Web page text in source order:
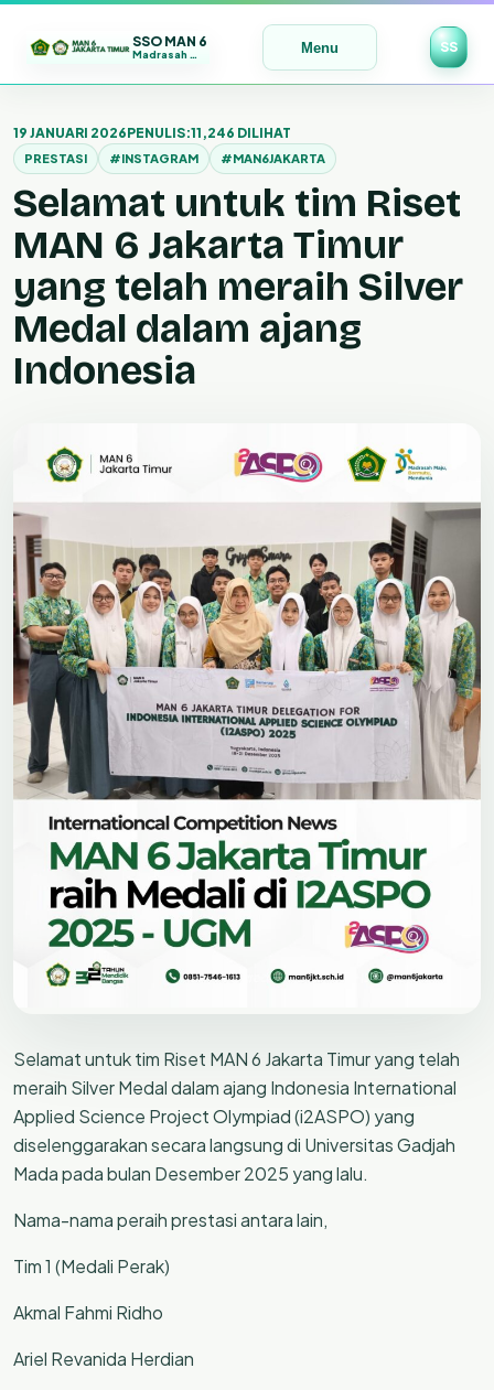
SSO MAN 6
Madrasah Maju | Bermutu | Mendunia Menu SS
ke
konten
19 JANUARI 2026PENULIS:11,246 DILIHAT
PRESTASI #INSTAGRAM #MAN6JAKARTA
Selamat untuk tim Riset
MAN 6 Jakarta Timur
yang telah meraih Silver
Medal dalam ajang
Indonesia
Selamat untuk tim Riset MAN 6 Jakarta Timur yang telah
meraih Silver Medal dalam ajang Indonesia International
Applied Science Project Olympiad (i2ASPO) yang
diselenggarakan secara langsung di Universitas Gadjah
Mada pada bulan Desember 2025 yang lalu.
Nama-nama peraih prestasi antara lain,
Tim 1 (Medali Perak)
Akmal Fahmi Ridho
Ariel Revanida Herdian